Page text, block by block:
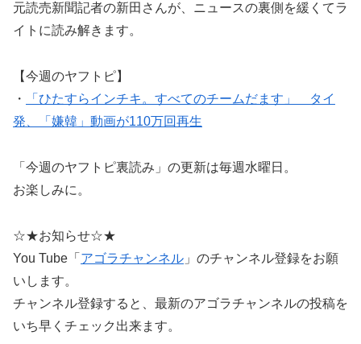
元読売新聞記者の新田さんが、ニュースの裏側を緩くてラ
イトに読み解きます。
【今週のヤフトピ】
・
「ひたすらインチキ。すべてのチームだます」 タイ
発、「嫌韓」動画が110万回再生
「今週のヤフトピ裏読み」の更新は毎週水曜日。
お楽しみに。
☆★お知らせ☆★
You Tube「 アゴラチャンネル 」のチャンネル登録をお願
いします。
チャンネル登録すると、最新のアゴラチャンネルの投稿を
いち早くチェック出来ます。